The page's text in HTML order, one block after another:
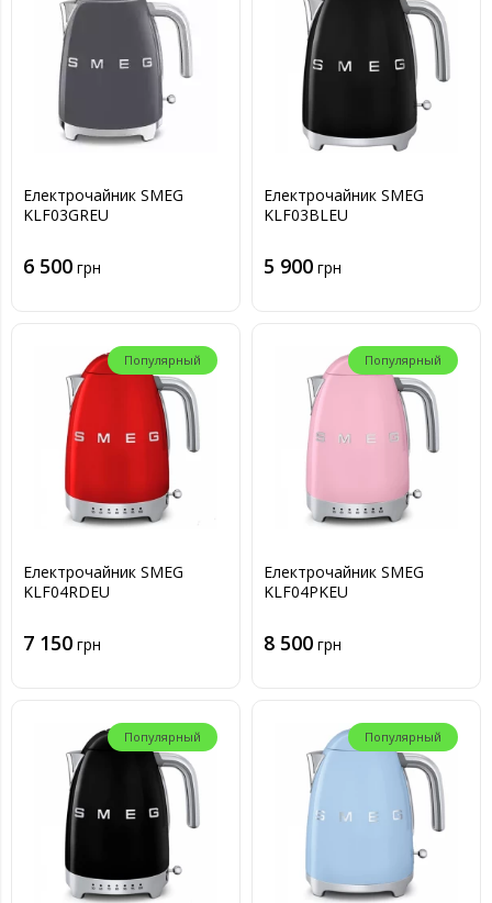
Електрочайник SMEG
KLF03GREU
6 500 грн
Електрочайник SMEG
KLF03BLEU
5 900 грн
Популярный
Електрочайник SMEG
KLF04RDEU
7 150 грн
Популярный
Електрочайник SMEG
KLF04PKEU
8 500 грн
Популярный Популярный